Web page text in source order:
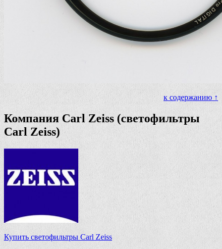
к содержанию ↑
Компания Carl Zeiss (светофильтры
Carl Zeiss)
Купить светофильтры Carl Zeiss